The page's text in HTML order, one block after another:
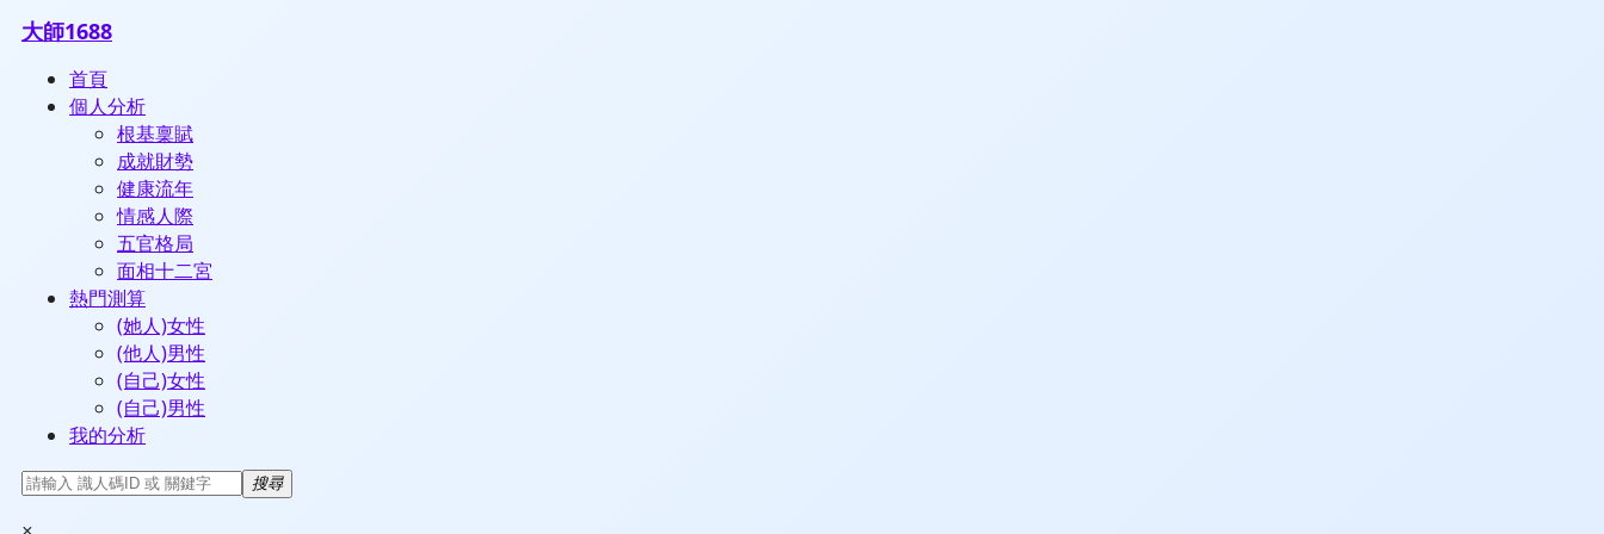
大師1688
首頁
個人分析
根基稟賦
成就財勢
健康流年
情感人際
五官格局
面相十二宮
熱門測算
(她人)女性
(他人)男性
(自己)女性
(自己)男性
我的分析
搜尋